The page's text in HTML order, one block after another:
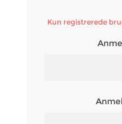
Kun registrerede